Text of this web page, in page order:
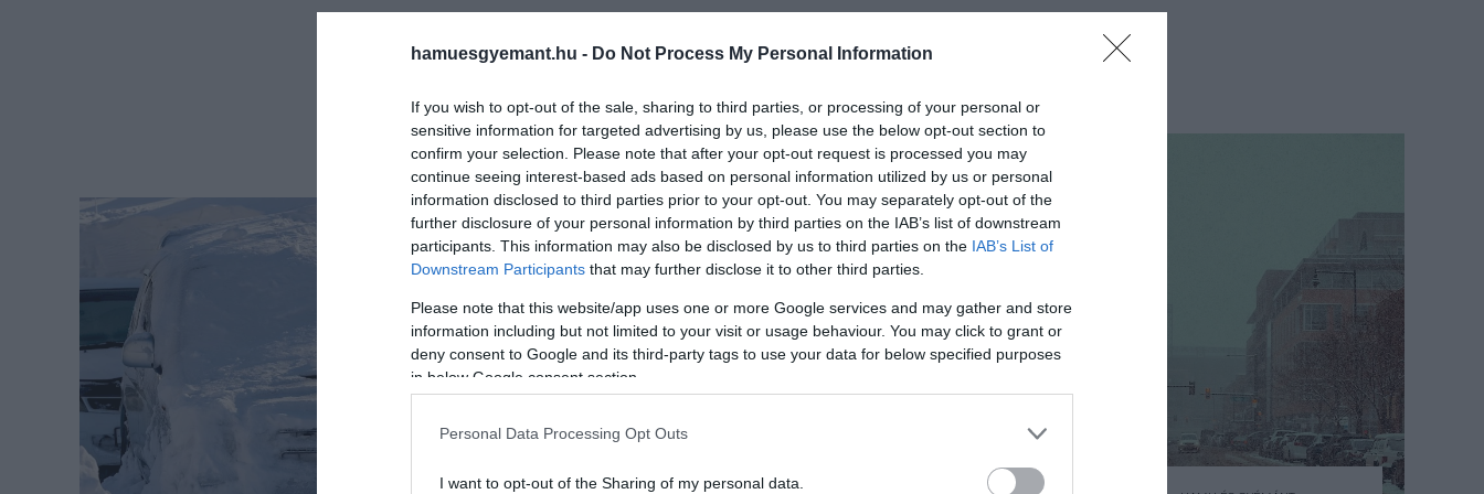
hamuesgyemant.hu - Do Not Process My Personal Information
If you wish to opt-out of the sale, sharing to third parties, or processing of your personal or
sensitive information for targeted advertising by us, please use the below opt-out section to
confirm your selection. Please note that after your opt-out request is processed you may
continue seeing interest-based ads based on personal information utilized by us or personal
information disclosed to third parties prior to your opt-out. You may separately opt-out of the
further disclosure of your personal information by third parties on the IAB’s list of downstream
participants. This information may also be disclosed by us to third parties on the IAB’s List of
Downstream Participants that may further disclose it to other third parties.
Please note that this website/app uses one or more Google services and may gather and store
information including but not limited to your visit or usage behaviour. You may click to grant or
deny consent to Google and its third-party tags to use your data for below specified purposes
in below Google consent section.
Personal Data Processing Opt Outs
I want to opt-out of the Sharing of my personal data.
Hóviharról abban az esetben
beszélhetünk, ha minimum három
A világ 5 legnagyobb
hóviharja, amelyekben